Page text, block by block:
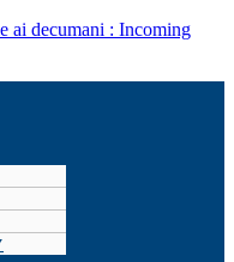
ai decumani : Incoming